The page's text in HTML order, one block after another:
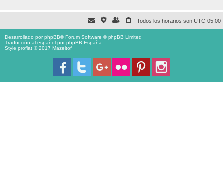
Todos los horarios son UTC-05:00
Desarrollado porphpBB® Forum Software © phpBB Limited
Traducción al español porphpBB España
Style proflat © 2017 Mazeltof